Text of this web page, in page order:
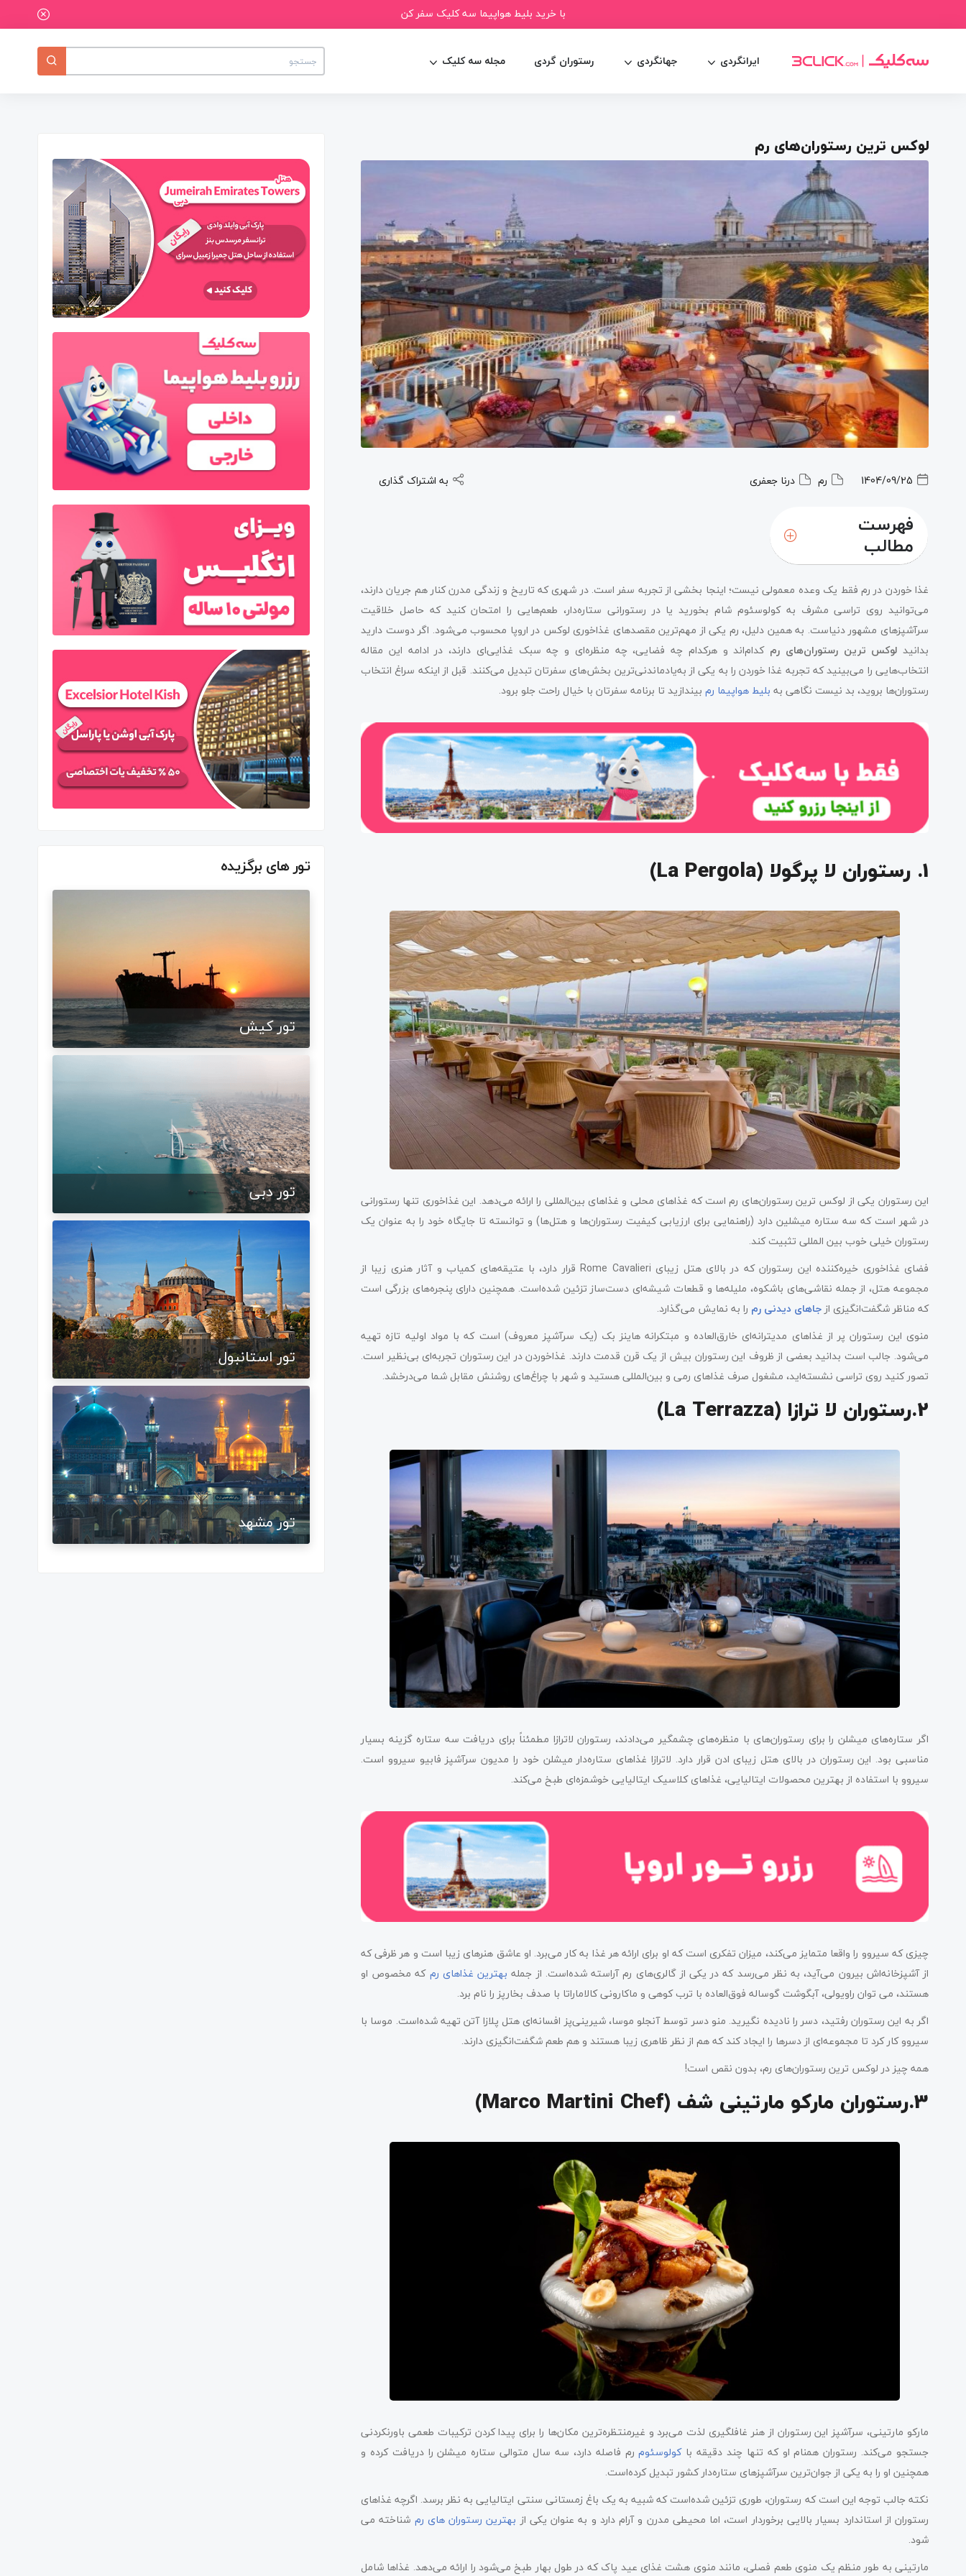
با خرید بلیط هواپیما سه کلیک سفر کن
ایرانگردی جهانگردی رستوران گردی مجله سه کلیک
لوکس ترین رستوران‌های رم
1404/09/25 رم درنا جعفری به اشتراک گذاری
فهرست
مطالب
غذا خوردن در رم فقط یک وعده معمولی نیست؛ اینجا بخشی از تجربه سفر است. در شهری که تاریخ و زندگی مدرن کنار هم جریان دارند،
می‌توانید روی تراسی مشرف به کولوسئوم شام بخورید یا در رستورانی ستاره‌دار، طعم‌هایی را امتحان کنید که حاصل خلاقیت
سرآشپزهای مشهور دنیاست. به همین دلیل، رم یکی از مهم‌ترین مقصدهای غذاخوری لوکس در اروپا محسوب می‌شود. اگر دوست دارید
بدانید لوکس‌ ترین رستوران‌های رمکدام‌اند و هرکدام چه فضایی، چه منظره‌ای و چه سبک غذایی‌ای دارند، در ادامه این مقاله
انتخاب‌هایی را می‌بینید که تجربه غذا خوردن را به یکی از به‌یادماندنی‌ترین بخش‌های سفرتان تبدیل می‌کنند. قبل از اینکه سراغ انتخاب
رستوران‌ها بروید، بد نیست نگاهی به بلیط هواپیما رم بیندازید تا برنامه سفرتان با خیال راحت جلو برود.
1. رستوران لا پرگولا (La Pergola)
این رستوران یکی از لوکس ترین رستوران‌های رم است که غذاهای محلی و غذاهای بین‌المللی را ارائه می‌دهد. این غذاخوری تنها رستورانی
در شهر است که سه ستاره میشلین دارد (راهنمایی برای ارزیابی کیفیت رستوران‌ها و هتل‌ها) و توانسته تا جایگاه خود را به عنوان یک
رستوران خیلی خوب بین المللی تثبیت کند.
فضای غذاخوری خیره‌کننده این رستوران که در بالای هتل زیبای Rome Cavalieri قرار دارد، با عتیقه‌های کمیاب و آثار هنری زیبا از
مجموعه هتل، از جمله نقاشی‌های باشکوه، ملیله‌ها و قطعات شیشه‌ای دست‌ساز تزئین شده‌است. همچنین دارای پنجره‌های بزرگی است
که مناظر شگفت‌انگیزی از جاهای دیدنی رم را به نمایش می‌گذارد.
منوی این رستوران پر از غذاهای مدیترانه‌ای خارق‌العاده و مبتکرانه هاینز بک (یک سرآشپز معروف) است که با مواد اولیه تازه تهیه
می‌شود. جالب است بدانید بعضی از ظروف این رستوران بیش از یک قرن قدمت دارند. غذاخوردن در این رستوران تجربه‌ای بی‌نظیر است.
تصور کنید روی تراسی نشسته‌اید، مشغول صرف غذاهای رمی و بین‌المللی هستید و شهر با چراغ‌های روشنش مقابل شما می‌درخشد.
2.رستوران لا ترازا (La Terrazza)
اگر ستاره‌های میشلن را برای رستوران‌های با منظره‌های چشمگیر می‌دادند، رستوران لاترازا مطمئناً برای دریافت سه ستاره گزینه بسیار
مناسبی بود. این رستوران در بالای هتل زیبای ادن قرار دارد. لاترازا غذاهای ستاره‌دار میشلن خود را مدیون سرآشپز فابیو سیروو است.
سیروو با استفاده از بهترین محصولات ایتالیایی، غذاهای کلاسیک ایتالیایی خوشمزه‌ای طبخ می‌کند.
چیزی که سیروو را واقعا متمایز می‌کند، میزان تفکری است که او برای ارائه هر غذا به کار می‌برد. او عاشق هنرهای زیبا است و هر ظرفی که
از آشپزخانه‌اش بیرون می‌آید، به نظر می‌رسد که در یکی از گالری‌های رم آراسته شده‌است. از جمله بهترین غذاهای رم که مخصوص او
هستند، می توان راویولی، آبگوشت گوساله فوق‌العاده با ترب کوهی و ماکارونی کالاماراتا با صدف بخارپز را نام برد.
اگر به این رستوران رفتید، دسر را نادیده نگیرید. منو دسر توسط آنجلو موسا، شیرینی‌پز افسانه‌ای هتل پلازا آتن تهیه شده‌است. موسا با
سیروو کار کرد تا مجموعه‌ای از دسرها را ایجاد کند که هم از نظر ظاهری زیبا هستند و هم طعم شگفت‌انگیزی دارند.
همه چیز در لوکس ترین رستوران‌های رم، بدون نقص است!
3.رستوران مارکو مارتینی شف (Marco Martini Chef)
مارکو مارتینی، سرآشپز این رستوران از هنر غافلگیری لذت می‌برد و غیرمنتظره‌ترین مکان‌ها را برای پیدا کردن ترکیبات طعمی باورنکردنی
جستجو می‌کند. رستوران همنام او که تنها چند دقیقه با کولوسئوم رم فاصله دارد، سه سال متوالی ستاره میشلن را دریافت کرده‌ و
همچنین او را به یکی از جوان‌ترین سرآشپزهای ستاره‌دار کشور تبدیل کرده‌است.
نکته جالب توجه این است که رستوران، طوری تزئین شده‌است که شبیه به یک باغ زمستانی سنتی ایتالیایی به نظر برسد. اگرچه غذاهای
رستوران از استاندارد بسیار بالایی برخوردار است، اما محیطی مدرن و آرام دارد و به عنوان یکی از بهترین رستوران های رم شناخته می
شود.
مارتینی به طور منظم یک منوی طعم فصلی، مانند منوی هشت غذای عید پاک که در طول بهار طبخ می‌شود را ارائه می‌دهد. غذاها شامل
تور های برگزیده
تور کیش
تور دبی
تور استانبول
تور مشهد